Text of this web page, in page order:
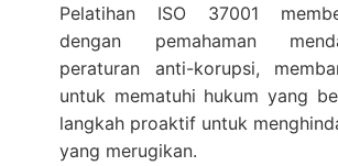
Pelatihan ISO 37001
dengan pemahaman
peraturan anti-korupsi,
untuk mematuhi hukum yang
langkah proaktif untuk
yang merugikan.